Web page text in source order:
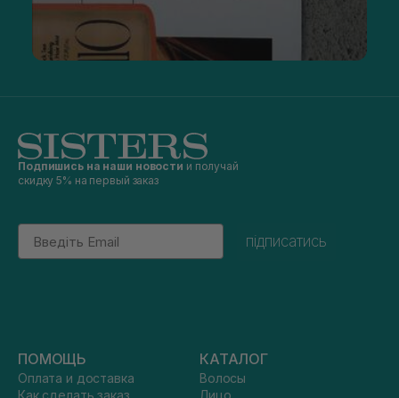
Подпишись на наши новости и получай
скидку 5% на первый заказ
Email
підписатись
ПОМОЩЬ
Оплата и доставка
Как сделать заказ
КАТАЛОГ
Волосы
Лицо